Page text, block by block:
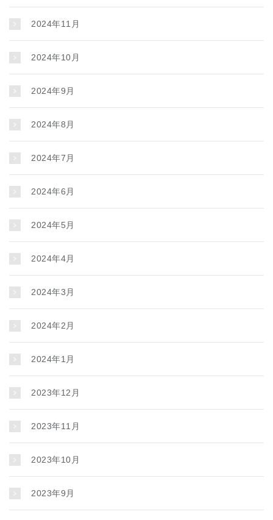
2024年11月
2024年10月
2024年9月
2024年8月
2024年7月
2024年6月
2024年5月
2024年4月
2024年3月
2024年2月
2024年1月
2023年12月
2023年11月
2023年10月
2023年9月